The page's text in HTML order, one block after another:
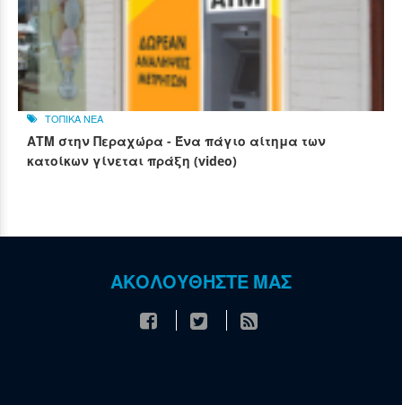
ΤΟΠΙΚΑ ΝΕΑ
ΑΤΜ στην Περαχώρα - Ένα πάγιο αίτημα των
κατοίκων γίνεται πράξη (video)
ΑΚΟΛΟΥΘΗΣΤΕ ΜΑΣ